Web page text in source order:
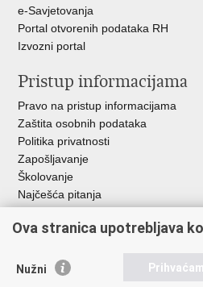
e-Savjetovanja
Portal otvorenih podataka RH
Izvozni portal
Pristup informacijama
Pravo na pristup informacijama
Zaštita osobnih podataka
Politika privatnosti
Zapošljavanje
Školovanje
Najčešća pitanja
Važne poveznice
EMN Nacionalna kontaktna točka
Ova stranica upotrebljava
Nužni Prihvaćam